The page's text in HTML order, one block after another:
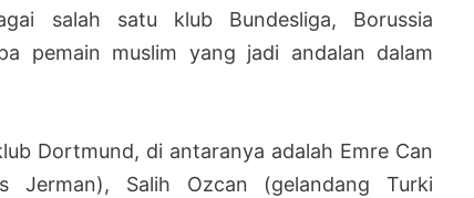
salah satu klub Bundesliga, Borussia
pemain muslim yang jadi andalan dalam
Dortmund, di antaranya adalah Emre Can
Jerman), Salih Ozcan (gelandang Turki